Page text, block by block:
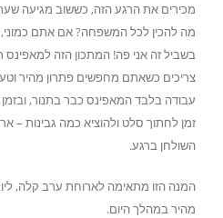
מכירים את הרגע הזה, כששוב מגיעה
מה להכין לכל המשפחה? אם אתם
בשביל זה אני פה! המתכון הזה
עבודה בלבד המאפינס כבר בתנור,
זמן לחתוך סלט ולהוציא כמה גבינות
השולחן ברגע.
המנה הזו מתאימה לארוחת ערב קלה,
מהיר במהלך היום.